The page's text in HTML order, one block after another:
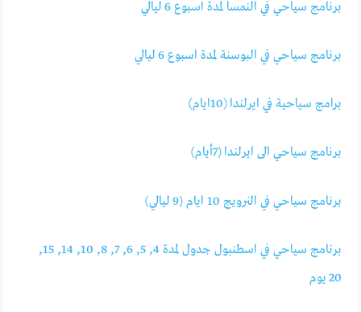
برنامج سياحي في النمسا لمدة اسبوع 6 ليالي
برنامج سياحي في البوسنة لمدة اسبوع 6 ليال
برامج سياحية في ايرلندا (10ايام)
برنامج سياحي الى ايرلندا (7أيام)
برنامج سياحي في النرويج 10 ايام (9 ليالي)
برنامج سياحي في اسطنبول جدول لمدة 4, 5, 6, 7, 8, 10, 14, 15,
20 يوم